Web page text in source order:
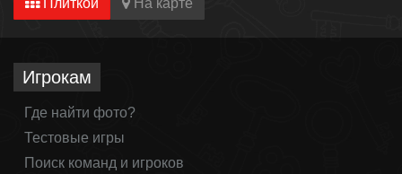
Игрокам
Где найти фото?
Тестовые игры
Поиск команд и игроков